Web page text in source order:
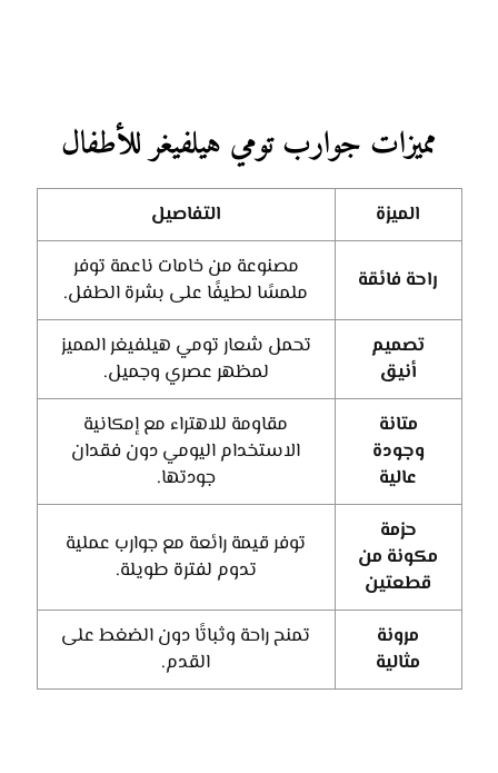
مميزات جوارب تومي هيلفيغر للأطفال
الميزة التفاصيل
راحة فائقة
مصنوعة من خامات ناعمة توفر
ملمسًا لطيفًا على بشرة الطفل.
تصميم
أنيق
تحمل شعار تومي هيلفيغر المميز
لمظهر عصري وجميل.
متانة
وجودة
عالية
مقاومة للاهتراء مع إمكانية
الاستخدام اليومي دون فقدان
جودتها.
حزمة
مكونة من
قطعتين
توفر قيمة رائعة مع جوارب عملية
تدوم لفترة طويلة.
مرونة
مثالية
تمنح راحة وثباتًا دون الضغط على
القدم.